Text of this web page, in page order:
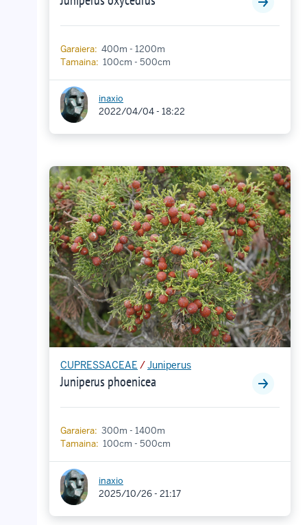
Garaiera: 400m - 1200m
Tamaina: 100cm - 500cm
inaxio
2022/04/04 - 18:22
CUPRESSACEAE /Juniperus
Juniperus phoenicea
Garaiera: 300m - 1400m
Tamaina: 100cm - 500cm
inaxio
2025/10/26 - 21:17